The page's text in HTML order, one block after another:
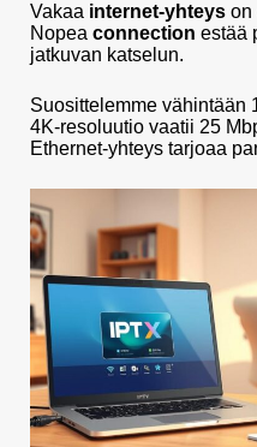
Vakaa internet-yhteys on
Nopea connection estää
jatkuvan katselun.
Suosittelemme vähintään
4K-resoluutio vaatii 25
Ethernet-yhteys tarjoaa